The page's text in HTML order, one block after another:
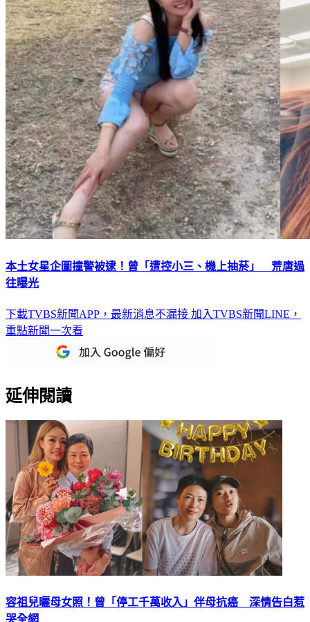
本土女星企圖撞警被逮！曾「遭控小三、機上抽菸」 荒唐過
往曝光
下載TVBS新聞APP，最新消息不漏接 加入TVBS新聞LINE，
重點新聞一次看
延伸閱讀
容祖兒曬母女照！曾「停工千萬收入」伴母抗癌 深情告白惹
哭全網